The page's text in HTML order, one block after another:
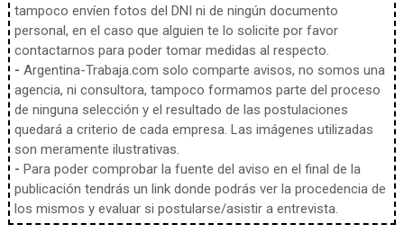
tampoco envíen fotos del DNI ni de ningún documento
personal, en el caso que alguien te lo solicite por favor
contactarnos para poder tomar medidas al respecto.
- Argentina-Trabaja.com solo comparte avisos, no somos una
agencia, ni consultora, tampoco formamos parte del proceso
de ninguna selección y el resultado de las postulaciones
quedará a criterio de cada empresa. Las imágenes utilizadas
son meramente ilustrativas.
- Para poder comprobar la fuente del aviso en el final de la
publicación tendrás un link donde podrás ver la procedencia de
los mismos y evaluar si postularse/asistir a entrevista.